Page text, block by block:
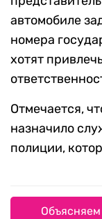
автомобиле
номера
хотят
Отмечается,
назначило
полиции,
Объясняем